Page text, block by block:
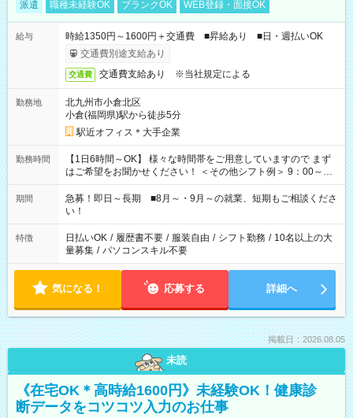
派遣 職種未経験OK ブランクOK WEB登録・面接OK
給与
時給1350円～1600円＋交通費 ■昇給あり ■日・週払いOK
交通費別途支給あり
交通費 交通費支給あり ※当社規定による
勤務地
北九州市小倉北区
小倉(福岡県)駅から徒歩5分
駅近オフィス＊大手企業
勤務時間
【1日6時間～OK】 様々な時間帯をご用意していますので まず
はご希望をお聞かせください！ ＜その他シフト例＞ 9：00～
17：00 11：00～20：00 などなど！その他のお時間もOKで
す！
期間
急募！即日～長期 ■8月～・9月～の就業、短期もご相談くださ
い！
特徴 日払いOK / 履歴書不要 / 服装自由 / シフト勤務 / 10名以上の大
量募集 / パソコンスキル不要
気になる！ 応募する 詳細へ
掲載日：2026.08.05
未読
《在宅OK＊高時給1600円》未経験OK！健康診
断データをコツコツ入力のお仕事